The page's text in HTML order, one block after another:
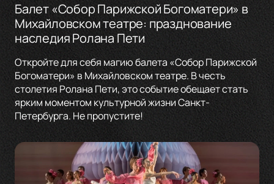
Балет «Собор Парижской Богоматери» в
Михайловском театре: празднование
наследия Ролана Пети
Откройте для себя магию балета «Собор Парижской
Богоматери» в Михайловском театре. В честь
столетия Ролана Пети, это событие обещает стать
ярким моментом культурной жизни Санкт-
Петербурга. Не пропустите!